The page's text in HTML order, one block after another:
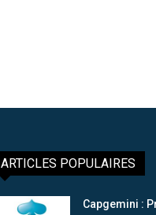
ARTICLES POPULAIRES
Capgemini :